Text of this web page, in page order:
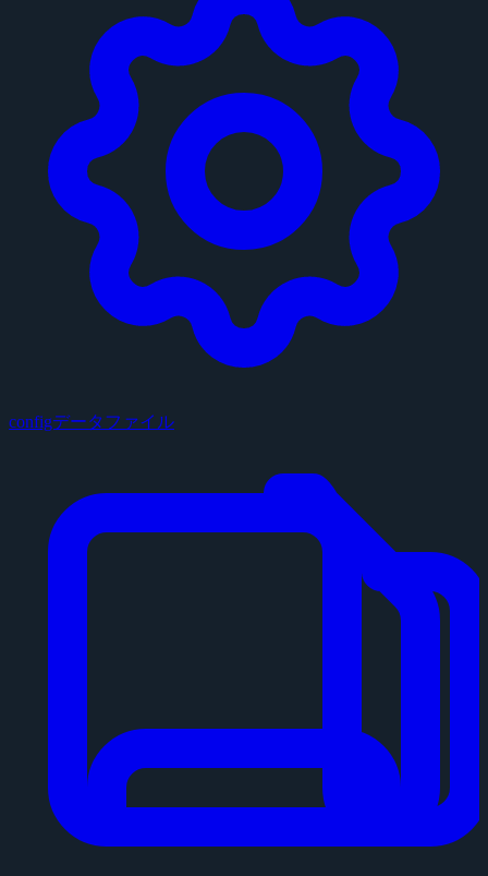
configデータファイル